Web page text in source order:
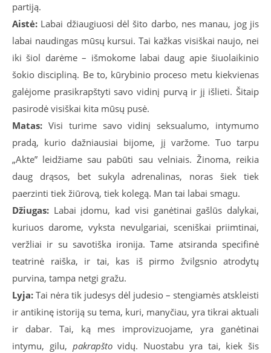
partiją.
Aistė: Labai džiaugiuosi dėl šito darbo, nes manau, jog jis
labai naudingas mūsų kursui. Tai kažkas visiškai naujo, nei
iki šiol darėme – išmokome labai daug apie šiuolaikinio
šokio discipliną. Be to, kūrybinio proceso metu kiekvienas
galėjome prasikrapštyti savo vidinį purvą ir jį išlieti. Šitaip
pasirodė visiškai kita mūsų pusė.
Matas: Visi turime savo vidinį seksualumo, intymumo
pradą, kurio dažniausiai bijome, jį varžome. Tuo tarpu
„Akte” leidžiame sau pabūti sau velniais. Žinoma, reikia
daug drąsos, bet sukyla adrenalinas, noras šiek tiek
paerzinti tiek žiūrovą, tiek kolegą. Man tai labai smagu.
Džiugas: Labai įdomu, kad visi ganėtinai gašlūs dalykai,
kuriuos darome, vyksta nevulgariai, sceniškai priimtinai,
veržliai ir su savotiška ironija. Tame atsiranda specifinė
teatrinė raiška, ir tai, kas iš pirmo žvilgsnio atrodytų
purvina, tampa netgi gražu.
Lyja: Tai nėra tik judesys dėl judesio – stengiamės atskleisti
ir antikinę istoriją su tema, kuri, manyčiau, yra tikrai aktuali
ir dabar. Tai, ką mes improvizuojame, yra ganėtinai
intymu, gilu, pakrapštovidų. Nuostabu yra tai, kiek šis